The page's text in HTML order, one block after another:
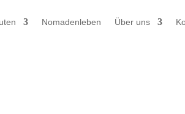
Nomadenleben Über uns